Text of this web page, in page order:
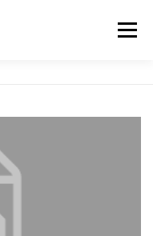
Menu
PROFIL ALUMNI